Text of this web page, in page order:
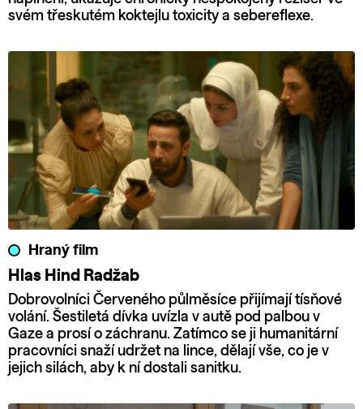
svém třeskutém koktejlu toxicity a sebereflexe.
Hraný film
Hlas Hind Radžab
Dobrovolníci Červeného půlměsíce přijímají tísňové
volání. Šestiletá dívka uvízla v autě pod palbou v
Gaze a prosí o záchranu. Zatímco se ji humanitární
pracovníci snaží udržet na lince, dělají vše, co je v
jejich silách, aby k ní dostali sanitku.